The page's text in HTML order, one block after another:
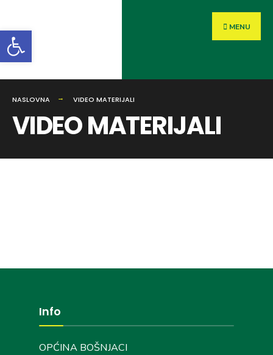
MENU
NASLOVNA VIDEO MATERIJALI
VIDEO MATERIJALI
Info
OPĆINA BOŠNJACI
Open toolbar